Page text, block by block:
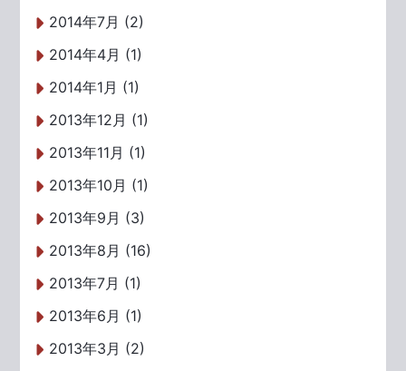
2014年7月 (2)
2014年4月 (1)
2014年1月 (1)
2013年12月 (1)
2013年11月 (1)
2013年10月 (1)
2013年9月 (3)
2013年8月 (16)
2013年7月 (1)
2013年6月 (1)
2013年3月 (2)